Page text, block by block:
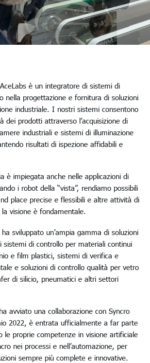
è un integratore di sistemi di
nella progettazione e fornitura di soluzioni
industriale. I nostri sistemi consentono
dei prodotti attraverso l’acquisizione di
industriali e sistemi di illuminazione
risultati di ispezione affidabili e
è impiegata anche nelle applicazioni di
i robot della “vista”, rendiamo possibili
place precise e flessibili e altre attività di
visione è fondamentale.
sviluppato un’ampia gamma di soluzioni
sistemi di controllo per materiali continui
e film plastici, sistemi di verifica e
e soluzioni di controllo qualità per vetro
di silicio, pneumatici e altri settori
avviato una collaborazione con Syncro
2022, è entrata ufficialmente a far parte
le proprie competenze in visione artificiale
nei processi e nell’automazione, per
sempre più complete e innovative.